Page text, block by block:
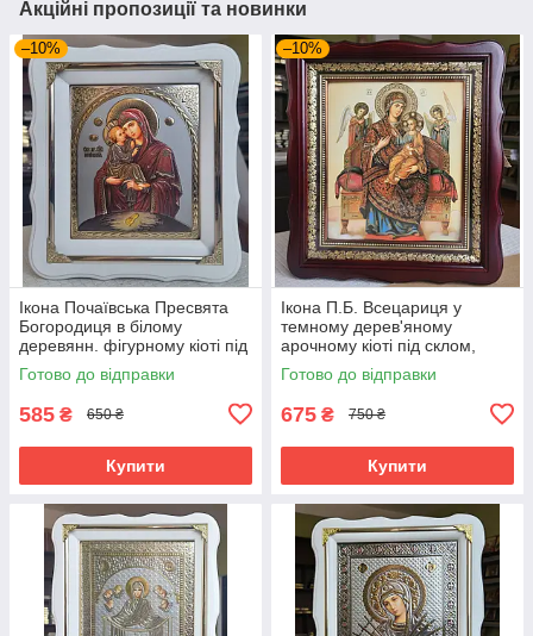
Акційні пропозиції та новинки
–10%
Ікона Почаївська Пресвята
Богородиця в білому
деревянн. фігурному кіоті під
склом, розмір кіота 24*21, лік
15*18
Готово до відправки
585 ₴ 650 ₴
Купити
–10%
Ікона П.Б. Всецариця у
темному дерев'яному
арочному кіоті під склом,
розмір 26*23, сюжет 15*18.
Готово до відправки
675 ₴ 750 ₴
Купити